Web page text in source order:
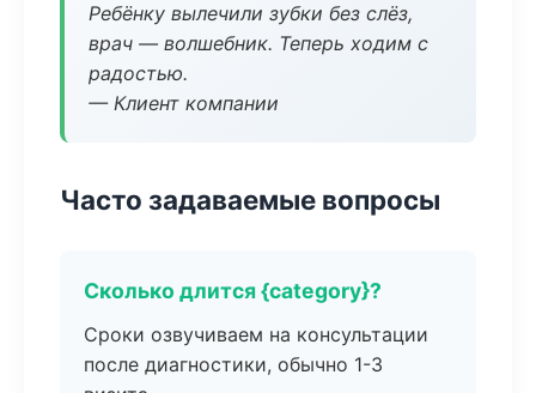
Ребёнку вылечили зубки без слёз,
врач — волшебник. Теперь ходим с
радостью.
— Клиент компании
Часто задаваемые вопросы
Сколько длится {category}?
Сроки озвучиваем на консультации
после диагностики, обычно 1-3